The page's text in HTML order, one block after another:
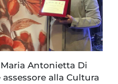
Maria Antonietta Di
alla Cultura